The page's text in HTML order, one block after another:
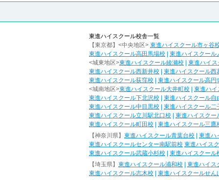
東進ハイスクール校舎一覧
【東京都】<中央地区> 東進ハイスクール市ヶ谷
東進ハイスクール高田馬場校
東進ハイスクール
<城東地区>東進ハイスクール綾瀬校
東進ハイ
東進ハイスクール西新井校
東進ハイスクール西
東進ハイスクール荻窪校
東進ハイスクール高円
<城南地区>東進ハイスクール大井町校
東進ハイ
東進ハイスクール下北沢校
東進ハイスクール自
東進ハイスクール中目黒校
東進ハイスクール二
東進ハイスクール立川駅北口校
東進ハイスクー
東進ハイスクール町田校
東進ハイスクール三鷹
【神奈川県】 東進ハイスクール青葉台校
東進ハ
東進ハイスクールセンター南駅前校 東進ハイス
東進ハイスクール武蔵小杉校
東進ハイスクール
【埼玉県】 東進ハイスクール浦和校
東進ハイス
東進ハイスクール志木校
東進ハイスクールせん